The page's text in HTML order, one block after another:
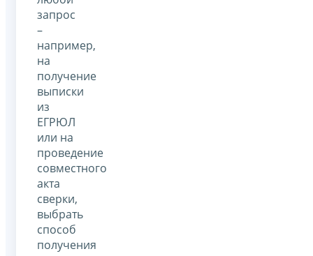
запрос
–
например,
на
получение
выписки
из
ЕГРЮЛ
или на
проведение
совместного
акта
сверки,
выбрать
способ
получения